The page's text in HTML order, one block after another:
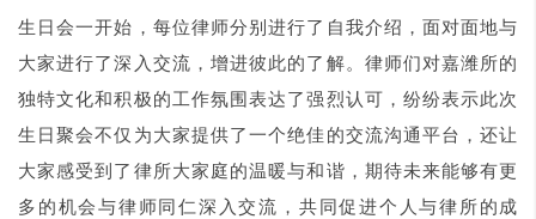
生日会一开始，每位律师分别进行了自我介绍，面对面地与
大家进行了深入交流，增进彼此的了解。律师们对嘉潍所的
独特文化和积极的工作氛围表达了强烈认可，纷纷表示此次
生日聚会不仅为大家提供了一个绝佳的交流沟通平台，还让
大家感受到了律所大家庭的温暖与和谐，期待未来能够有更
多的机会与律师同仁深入交流，共同促进个人与律所的成